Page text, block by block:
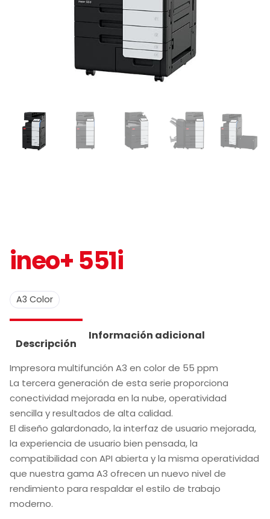
ineo+ 551i
A3 Color
Descripción
Información adicional
Impresora multifunción A3 en color de 55 ppm
La tercera generación de esta serie proporciona
conectividad mejorada en la nube, operatividad
sencilla y resultados de alta calidad.
El diseño galardonado, la interfaz de usuario mejorada,
la experiencia de usuario bien pensada, la
compatibilidad con API abierta y la misma operatividad
que nuestra gama A3 ofrecen un nuevo nivel de
rendimiento para respaldar el estilo de trabajo
moderno.